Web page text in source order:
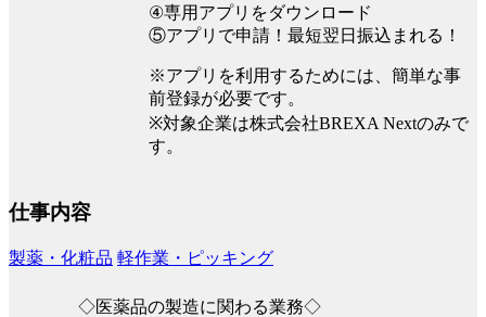
④専用アプリをダウンロード
⑤アプリで申請！最短翌日振込まれる！
※アプリを利用するためには、簡単な事
前登録が必要です。
※対象企業は株式会社BREXA Nextのみで
す。
仕事内容
製薬・化粧品 軽作業・ピッキング
◇医薬品の製造に関わる業務◇